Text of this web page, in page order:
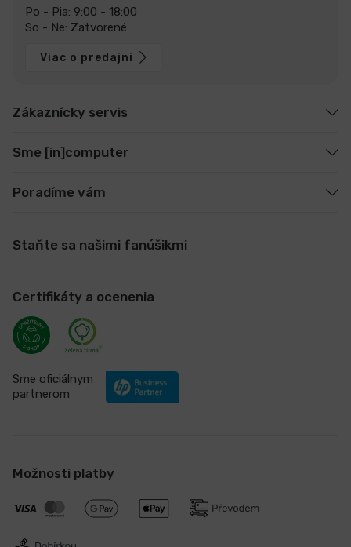
Po - Pia: 9:00 - 18:00
So - Ne: Zatvorené
Viac o predajni
Zákaznícky servis
Sme [in]computer
Poradíme vám
Staňte sa našimi fanúšikmi
Certifikáty a ocenenia
Sme oficiálnym
partnerom
Možnosti platby